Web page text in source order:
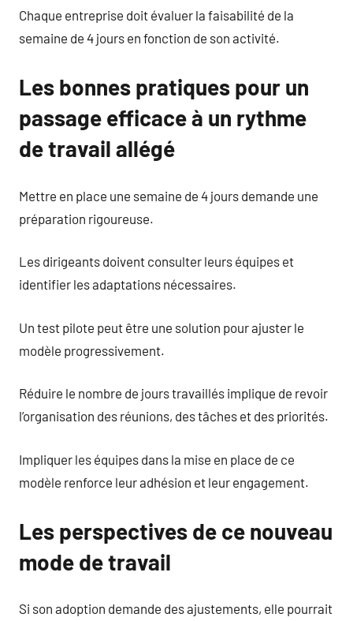
Chaque entreprise doit évaluer la faisabilité de la
semaine de 4 jours en fonction de son activité.
Les bonnes pratiques pour un
passage efficace à un rythme
de travail allégé
Mettre en place une semaine de 4 jours demande une
préparation rigoureuse.
Les dirigeants doivent consulter leurs équipes et
identifier les adaptations nécessaires.
Un test pilote peut être une solution pour ajuster le
modèle progressivement.
Réduire le nombre de jours travaillés implique de revoir
l’organisation des réunions, des tâches et des priorités.
Impliquer les équipes dans la mise en place de ce
modèle renforce leur adhésion et leur engagement.
Les perspectives de ce nouveau
mode de travail
Si son adoption demande des ajustements, elle pourrait